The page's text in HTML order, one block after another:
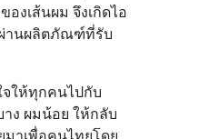
งเส้นผม จึงเกิดไอ
านผลิตภัณฑ์ที่รับ
ให้ทุกคนไปกับ
ง ผมน้อย ให้กลับ
าเพื่อคนไทยโดย